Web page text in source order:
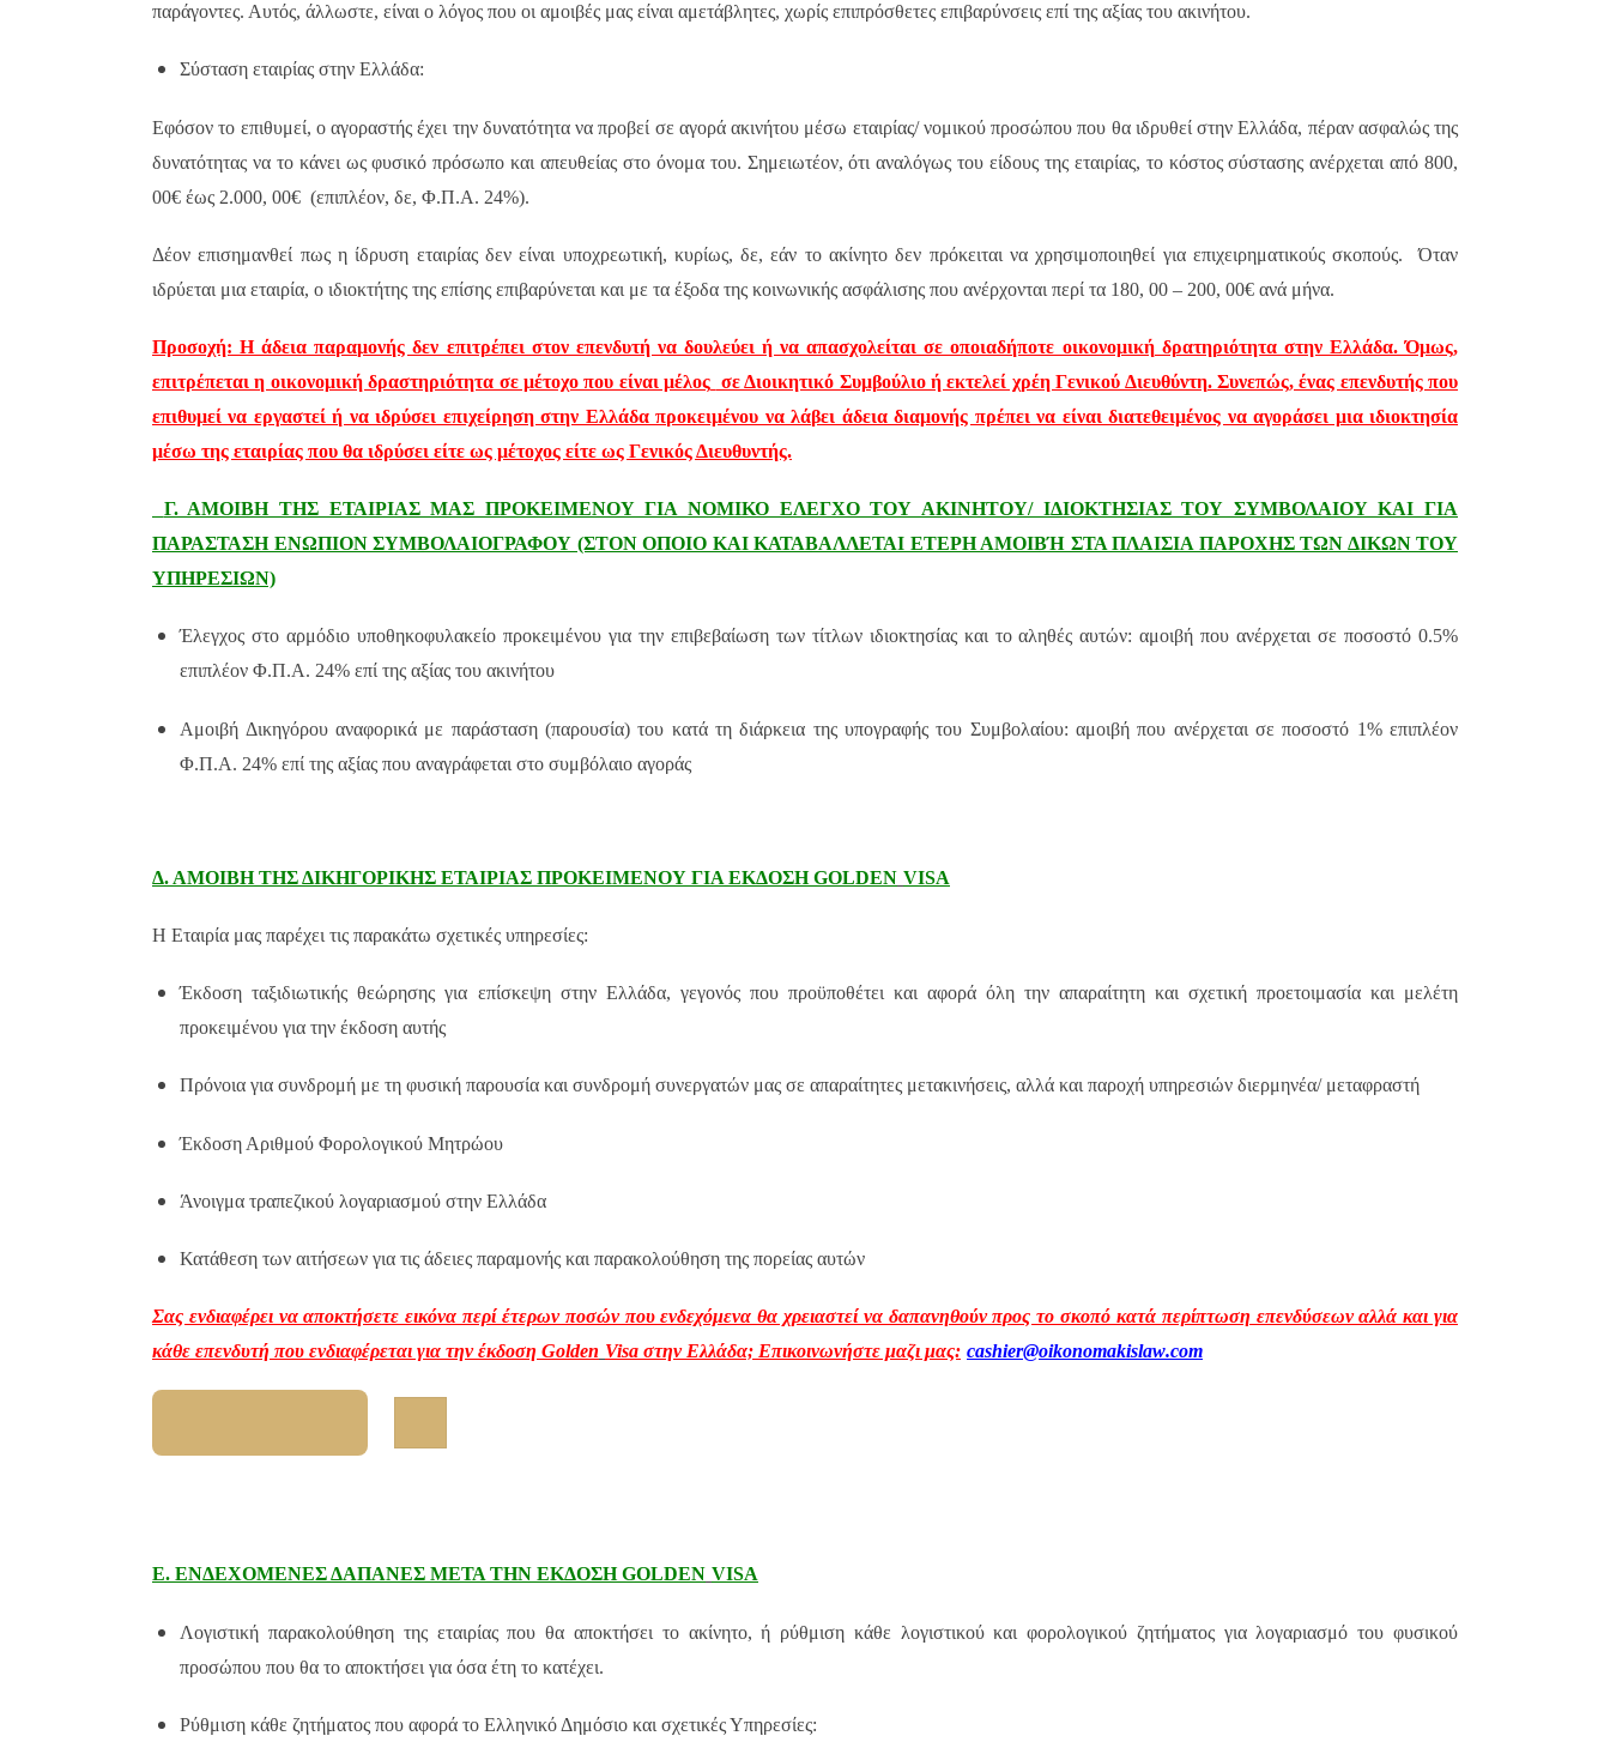
παράγοντες. Αυτός, άλλωστε, είναι ο λόγος που οι αμοιβές μας είναι αμετάβλητες, χωρίς επιπρόσθετες επιβαρύνσεις επί της αξίας του ακινήτου.
Σύσταση εταιρίας στην Ελλάδα:
Εφόσον το επιθυμεί, ο αγοραστής έχει την δυνατότητα να προβεί σε αγορά ακινήτου μέσω εταιρίας/ νομικού προσώπου που θα ιδρυθεί στην Ελλάδα, πέραν ασφαλώς της
δυνατότητας να το κάνει ως φυσικό πρόσωπο και απευθείας στο όνομα του. Σημειωτέον, ότι αναλόγως του είδους της εταιρίας, το κόστος σύστασης ανέρχεται από 800,
00€ έως 2.000, 00€ (επιπλέον, δε, Φ.Π.Α. 24%).
Δέον επισημανθεί πως η ίδρυση εταιρίας δεν είναι υποχρεωτική, κυρίως, δε, εάν το ακίνητο δεν πρόκειται να χρησιμοποιηθεί για επιχειρηματικούς σκοπούς.
Όταν
ιδρύεται μια εταιρία, ο ιδιοκτήτης της επίσης επιβαρύνεται και με τα έξοδα της κοινωνικής ασφάλισης που ανέρχονται περί τα 180, 00 – 200, 00€ ανά μήνα.
Προσοχή: Η άδεια παραμονής δεν επιτρέπει στον επενδυτή να δουλεύει ή να απασχολείται σε οποιαδήποτε οικονομική δρατηριότητα στην Ελλάδα. Όμως,
επιτρέπεται η οικονομική δραστηριότητα σε μέτοχο που είναι μέλος σε Διοικητικό Συμβούλιο ή εκτελεί χρέη Γενικού Διευθύντη. Συνεπώς, ένας επενδυτής που
επιθυμεί να εργαστεί ή να ιδρύσει επιχείρηση στην Ελλάδα προκειμένου να λάβει άδεια διαμονής πρέπει να είναι διατεθειμένος να αγοράσει μια ιδιοκτησία
μέσω της εταιρίας που θα ιδρύσει είτε ως μέτοχος είτε ως Γενικός Διευθυντής.
Γ. ΑΜΟΙΒΗ ΤΗΣ ΕΤΑΙΡΙΑΣ ΜΑΣ ΠΡΟΚΕΙΜΕΝΟΥ ΓΙΑ ΝΟΜΙΚΟ ΕΛΕΓΧΟ ΤΟΥ ΑΚΙΝΗΤΟΥ/ ΙΔΙΟΚΤΗΣΙΑΣ ΤΟΥ ΣΥΜΒΟΛΑΙΟΥ ΚΑΙ ΓΙΑ
ΠΑΡΑΣΤΑΣΗ ΕΝΩΠΙΟΝ ΣΥΜΒΟΛΑΙΟΓΡΑΦΟΥ (ΣΤΟΝ ΟΠΟΙΟ ΚΑΙ ΚΑΤΑΒΑΛΛΕΤΑΙ ΕΤΕΡΗ ΑΜΟΙΒΉ ΣΤΑ ΠΛΑΙΣΙΑ ΠΑΡΟΧΗΣ ΤΩΝ ΔΙΚΩΝ ΤΟΥ
ΥΠΗΡΕΣΙΩΝ)
Έλεγχος στο αρμόδιο υποθηκοφυλακείο προκειμένου για την επιβεβαίωση των τίτλων ιδιοκτησίας και το αληθές αυτών: αμοιβή που ανέρχεται σε ποσοστό 0.5%
επιπλέον Φ.Π.Α. 24% επί της αξίας του ακινήτου
Αμοιβή Δικηγόρου αναφορικά με παράσταση (παρουσία) του κατά τη διάρκεια της υπογραφής του Συμβολαίου: αμοιβή που ανέρχεται σε ποσοστό 1% επιπλέον
Φ.Π.Α. 24% επί της αξίας που αναγράφεται στο συμβόλαιο αγοράς
Δ. ΑΜΟΙΒΗ ΤΗΣ ΔΙΚΗΓΟΡΙΚΗΣ ΕΤΑΙΡΙΑΣ ΠΡΟΚΕΙΜΕΝΟΥ ΓΙΑ ΕΚΔΟΣΗGOLDEN VISA
Η Εταιρία μας παρέχει τις παρακάτω σχετικές υπηρεσίες:
Έκδοση ταξιδιωτικής θεώρησης για επίσκεψη στην Ελλάδα, γεγονός που προϋποθέτει και αφορά όλη την απαραίτητη και σχετική προετοιμασία και μελέτη
προκειμένου για την έκδοση αυτής
Πρόνοια για συνδρομή με τη φυσική παρουσία και συνδρομή συνεργατών μας σε απαραίτητες μετακινήσεις, αλλά και παροχή υπηρεσιών διερμηνέα/ μεταφραστή
Έκδοση Αριθμού Φορολογικού Μητρώου
Άνοιγμα τραπεζικού λογαριασμού στην Ελλάδα
Κατάθεση των αιτήσεων για τις άδειες παραμονής και παρακολούθηση της πορείας αυτών
Σας ενδιαφέρει να αποκτήσετε εικόνα περί έτερων ποσών που ενδεχόμενα θα χρειαστεί να δαπανηθούν προς το σκοπό κατά περίπτωση επενδύσεων αλλά και για
κάθε επενδυτή που ενδιαφέρεται για την έκδοση Golden Visa στην Ελλάδα; Επικοινωνήστε μαζι μας: cashier@oikonomakislaw.com
E. ΕΝΔΕΧΟΜΕΝΕΣ ΔΑΠΑΝΕΣ ΜΕΤΑ ΤΗΝ ΕΚΔΟΣΗGOLDEN VISA
Λογιστική παρακολούθηση της εταιρίας που θα αποκτήσει το ακίνητο, ή ρύθμιση κάθε λογιστικού και φορολογικού ζητήματος για λογαριασμό του φυσικού
προσώπου που θα το αποκτήσει για όσα έτη το κατέχει.
Ρύθμιση κάθε ζητήματος που αφορά το Ελληνικό Δημόσιο και σχετικές Υπηρεσίες: